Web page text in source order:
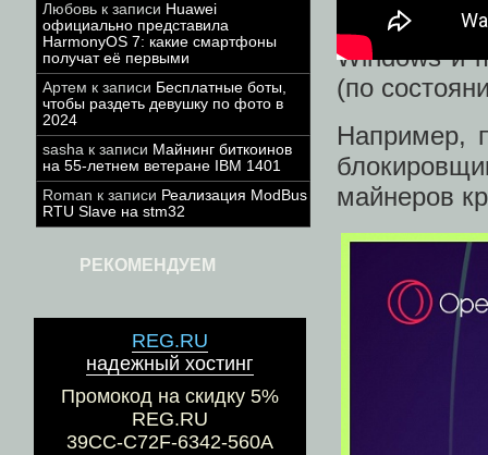
Любовь к записи Huawei
официально представила
HarmonyOS 7: какие смартфоны
получат её первыми
Артем к записи Бесплатные боты,
чтобы раздеть девушку по фото в
2024
sasha к записи Майнинг биткоинов
на 55-летнем ветеране IBM 1401
Roman к записи Реализация ModBus
RTU Slave на stm32
РЕКОМЕНДУЕМ
REG.RU
надежный хостинг
Промокод на скидку 5%
REG.RU
39CC-C72F-6342-560A
Windows и
(по
Например,
майнеров